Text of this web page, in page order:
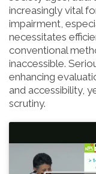
increasingly vital
impairment,
necessitates
conventional
inaccessible.
enhancing
and accessibility,
scrutiny.